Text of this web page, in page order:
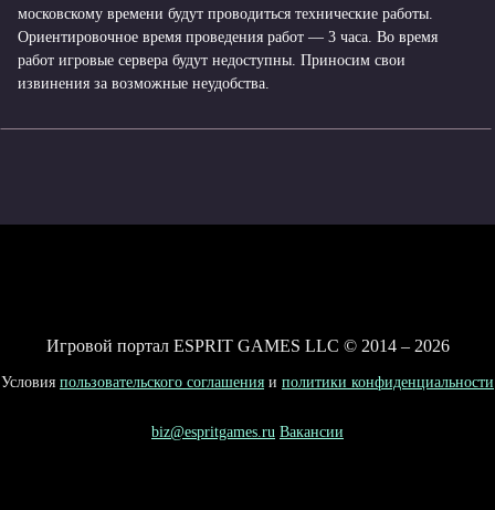
московскому времени будут проводиться технические работы.
Ориентировочное время проведения работ — 3 часа. Во время
работ игровые сервера будут недоступны. Приносим свои
извинения за возможные неудобства.
Игровой портал ESPRIT GAMES LLC © 2014 – 2026
Условия пользовательского соглашения и политики конфиденциальности
biz@espritgames.ru Вакансии